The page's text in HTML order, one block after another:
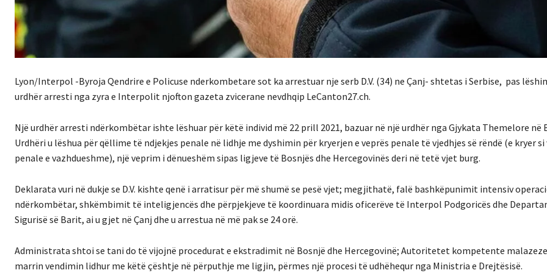
Lyon/Interpol -Byroja Qendrire e Policuse nderkombetare sot ka arrestuar nje serb D.V. (34) ne Çanj- shtetas i Serbise, pas
urdhër arresti nga zyra e Interpolit njofton gazeta zvicerane nevdhqip LeCanton27.ch.
Një urdhër arresti ndërkombëtar ishte lëshuar për këtë individ më 22 prill 2021, bazuar në një urdhër nga Gjykata Themelore në
Urdhëri u lëshua për qëllime të ndjekjes penale në lidhje me dyshimin për kryerjen e veprës penale të vjedhjes së rëndë (e kryer si
penale e vazhdueshme), një veprim i dënueshëm sipas ligjeve të Bosnjës dhe Hercegovinës deri në tetë vjet burg.
Deklarata vuri në dukje se D.V. kishte qenë i arratisur për më shumë se pesë vjet; megjithatë, falë bashkëpunimit intensiv
ndërkombëtar, shkëmbimit të inteligjencës dhe përpjekjeve të koordinuara midis oficerëve të Interpol Podgoricës dhe
Sigurisë së Barit, ai u gjet në Çanj dhe u arrestua në më pak se 24 orë.
Administrata shtoi se tani do të vijojnë procedurat e ekstradimit në Bosnjë dhe Hercegovinë; Autoritetet kompetente
marrin vendimin lidhur me këtë çështje në përputhje me ligjin, përmes një procesi të udhëhequr nga Ministria e Drejtësisë.